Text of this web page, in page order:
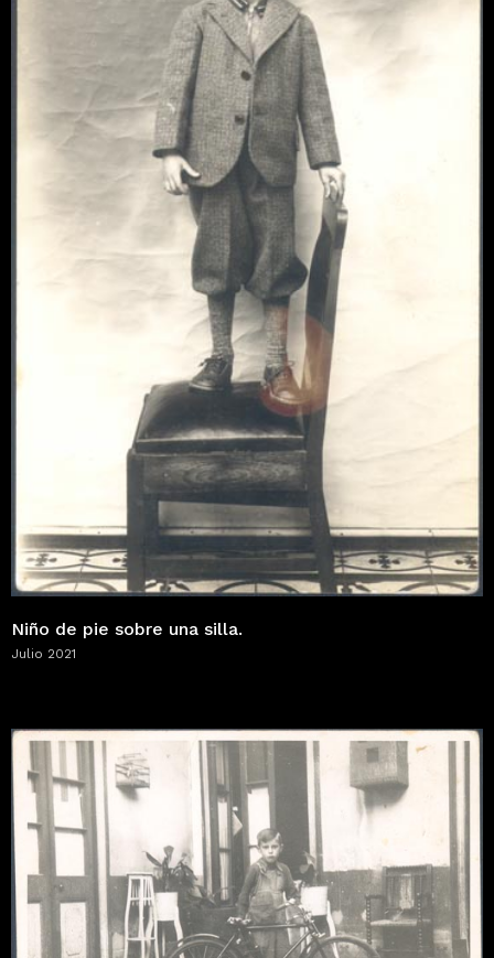
Niño de pie sobre una silla.
Julio 2021